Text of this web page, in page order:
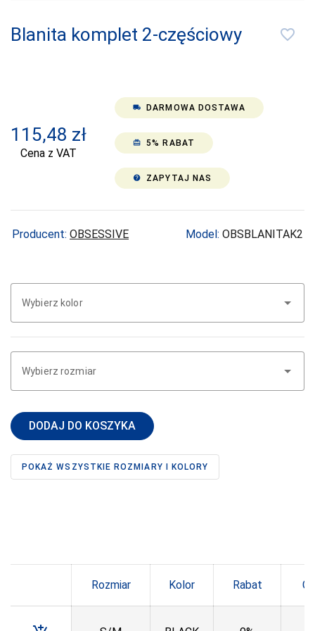
COFASHION
CORNETTE
COTONELLA
COTTON
WORLD
DAREX
DE LAFENSE
DEPOL
DOCTOR-NAP
DONNA BC
DUETBABY
EGA
ELDAR
FERNAND PERIL
FIORE
Blanita komplet 2-częściowy favorite_border
115,48 zł
Cena z VAT
local_shipping DARMOWA DOSTAWA
card_giftcard 5% RABAT
help ZAPYTAJ NAS
Producent: OBSESSIVE Model: OBSBLANITAK2
Wybierz kolor
Wybierz rozmiar
DODAJ DO KOSZYKA
POKAŻ WSZYSTKIE ROZMIARY I KOLORY
Rozmiar Kolor Rabat